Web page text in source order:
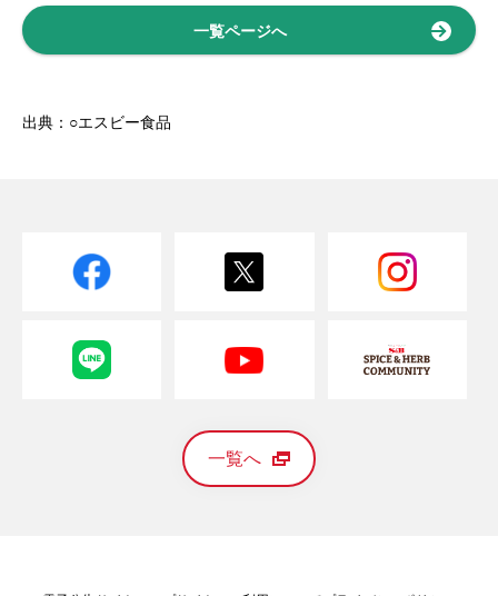
一覧ページへ
出典：○エスビー食品
一覧へ